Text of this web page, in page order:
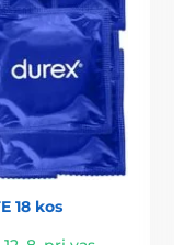
18 kos